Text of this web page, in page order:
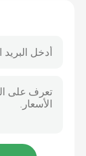
معلومات عنا